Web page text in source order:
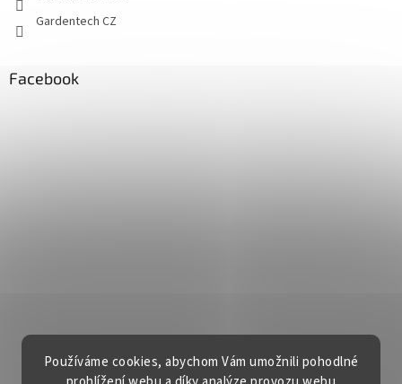
Používáme cookies, abychom Vám umožnili pohodlné
Gardentech CZ
Facebook